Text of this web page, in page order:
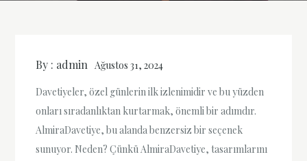
By : admin Ağustos 31, 2024
Davetiyeler, özel günlerin ilk izlenimidir ve bu yüzden
onları sıradanlıktan kurtarmak, önemli bir adımdır.
AlmiraDavetiye, bu alanda benzersiz bir seçenek
sunuyor. Neden? Çünkü AlmiraDavetiye, tasarımlarını